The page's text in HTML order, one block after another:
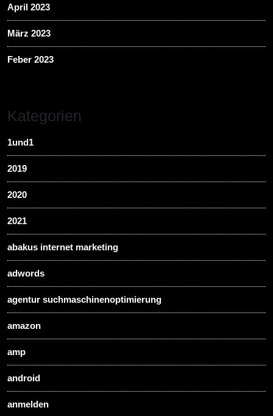
April 2023
März 2023
Feber 2023
Kategorien
1und1
2019
2020
2021
abakus internet marketing
adwords
agentur suchmaschinenoptimierung
amazon
amp
android
anmelden